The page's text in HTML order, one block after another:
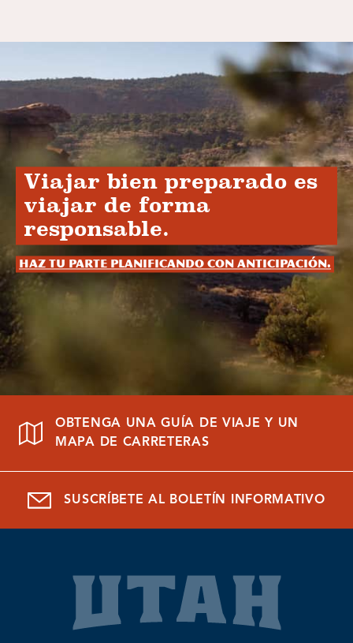
Viajar bien preparado es
viajar de forma
responsable.
Haz tu parte planificando con anticipación.
OBTENGA UNA GUÍA DE VIAJE Y UN
MAPA DE CARRETERAS
SUSCRÍBETE AL BOLETÍN INFORMATIVO